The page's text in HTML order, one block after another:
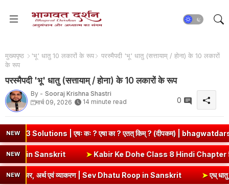
मुख्यपृष्ठ 'भू' धातु 10 लकारों के रूप
परस्मैपदी 'भू' धातु (सत्तायाम् / होना) के 10 लकारों
के रूप
परस्मैपदी 'भू' धातु (सत्तायाम् / होना) के 10 लकारों के रूप
By - Sooraj Krishna Shastri
मार्च 09, 2026
14 minute read 0
NEW| एषः कः ? एषा का ? एतत् किम् ? (दीपकम) | bhagwatdarshan.com
NEW| Ni Dhatu Roop in Sanskrit ➤Kabir Ke Dohe Class 8 Hindi
NEW
अर्थ एवं व्याकरण | Sev Dhatu Roop in Sanskrit ➤एध् धातु रूप - १०